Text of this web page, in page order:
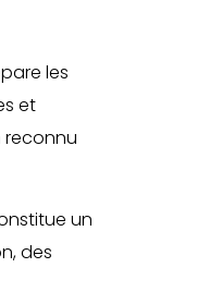
les
et
reconnu
un
des